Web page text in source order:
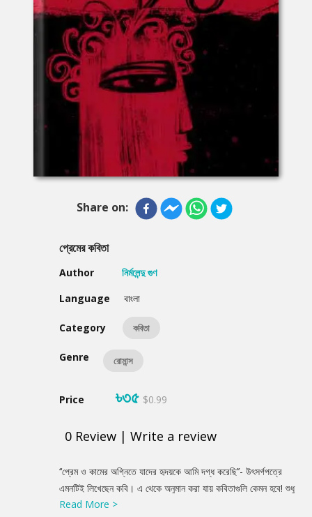
Share on:
প্রেমের কবিতা
Author
নির্মলেন্দু গুণ
Language
বাংলা
Category কবিতা
Genre রোমান্স
Price ৳৩৫ $0.99
0 Review | Write a review
Product
Summery
‘‘প্রেম ও কামের অগ্নিতে যাদের হৃদয়কে আমি দগ্ধ করেছি’’- উৎসর্গপত্রে
এমনটিই লিখেছেন কবি। এ থেকে অনুমান করা যায় কবিতাগুলি কেমন হবে! শুধু
প্রেম নয়, কামনার কবিতাও ঠাঁই পেয়েছে এই গ্রন্থে।
Read More >